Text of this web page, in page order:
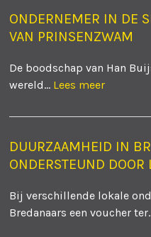
ONDERNEMER IN DE
VAN PRINSENZWAM
De boodschap van Han
wereld... Lees meer
DUURZAAMHEID IN
ONDERSTEUND DOOR
Bij verschillende lokale
Bredanaars een voucher